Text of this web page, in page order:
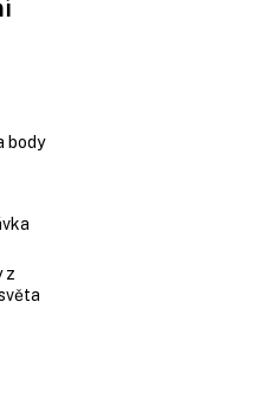
body
z